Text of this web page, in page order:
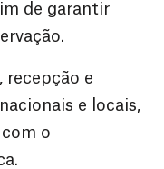
de garantir
recepção e
e locais,
o